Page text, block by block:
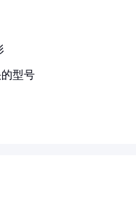
型号